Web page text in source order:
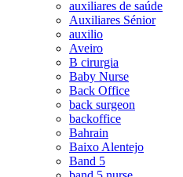
auxiliares de saúde
Auxiliares Sénior
auxilio
Aveiro
B cirurgia
Baby Nurse
Back Office
back surgeon
backoffice
Bahrain
Baixo Alentejo
Band 5